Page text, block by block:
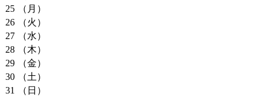
25
（月）
26
（火）
27
（水）
28
（木）
29
（金）
30
（土）
31
（日）